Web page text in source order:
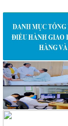
của Chính phủ
chính giáo dục
189/2025/NĐ-
Nghị định Quy
thẩm quyền xử
318/VPCQTT
V/v định hướng
nhân quyền
1265/HD-BCĐ
HƯỚNG DẪN